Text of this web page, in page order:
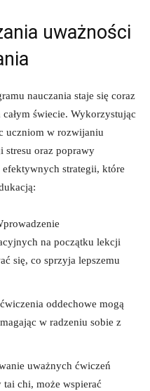
uważności
nauczania staje się coraz
świecie. Wykorzystując
uczniom w rozwijaniu‍
​stresu ​oraz poprawy
strategii, które
na początku lekcji
się, co​ sprzyja lepszemu
oddechowe mogą
w radzeniu sobie z
uważnych ćwiczeń
chi, może wspierać